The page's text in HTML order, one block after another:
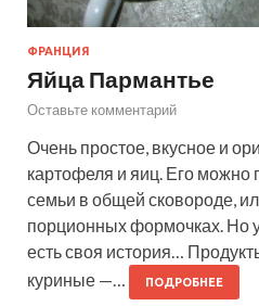
ФРАНЦИЯ
Яйца Пармантье
Оставьте комментарий
Очень простое, вкусное и
картофеля и яиц. Его можно
семьи в общей сковороде,
порционных формочках. Но
есть своя история…
куриные —…
ПОДРОБНЕЕ